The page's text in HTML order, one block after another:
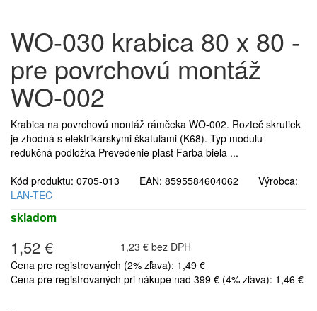
WO-030 krabica 80 x 80 -
pre povrchovú montáž
WO-002
Krabica na povrchovú montáž rámčeka WO-002. Rozteč skrutiek
je zhodná s elektrikárskymi škatuľami (K68). Typ modulu
redukčná podložka Prevedenie plast Farba biela ...
Kód produktu: 0705-013 EAN: 8595584604062 Výrobca:
LAN-TEC
skladom
1,52 €
1,23 € bez DPH
Cena pre registrovaných (2% zľava): 1,49 €
Cena pre registrovaných pri nákupe nad 399 € (4% zľava): 1,46 €